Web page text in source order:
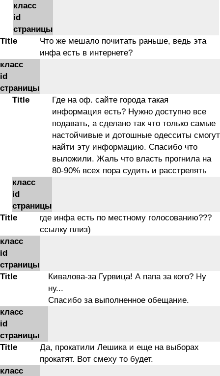
класс
id
страницы
Title
Что же мешало почитать раньше, ведь эта
инфа есть в интернете?
класс
id
страницы
Title
Где на оф. сайте города такая
информация есть? Нужно доступно все
подавать, а сделано так что только самые
настойчивые и дотошные одесситы смогут
найти эту информацию. Спасибо что
выложили. Жаль что власть прогнила на
80-90% всех пора судить и расстрелять
класс
id
страницы
Title
где инфа есть по местному голосованию???
ссылку плиз)
класс
id
страницы
Title
Кивалова-за Гурвица! А папа за кого? Ну
ну...
Спасибо за выполненное обещание.
класс
id
страницы
Title
Да, прокатили Лешика и еще на выборах
прокатят. Вот смеху то будет.
класс